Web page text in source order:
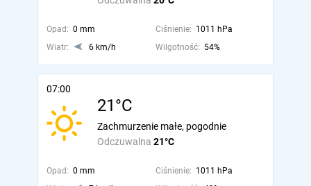
Opad: 0 mm Ciśnienie: 1011 hPa
Wiatr:
6 km/h Wilgotność: 54%
07:00
21°C
Odczuwalna 21°C
Zachmurzenie małe, pogodnie
Opad: 0 mm Ciśnienie: 1011 hPa